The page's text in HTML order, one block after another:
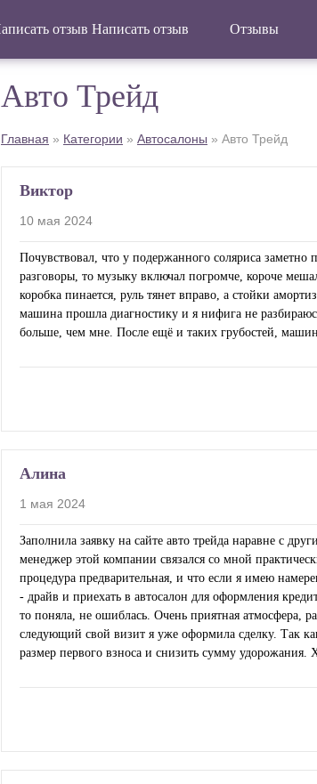
Написать отзыв Отзывы
Авто Трейд
Главная » Категории » Автосалоны » Авто Трейд
Виктор
10 мая 2024
Почувствовал, что у подержанного соляриса заметно
разговоры, то музыку включал погромче, короче
коробка пинается, руль тянет вправо, а стойки
машина прошла диагностику и я нифига не
больше, чем мне. После ещё и таких грубостей,
Алина
1 мая 2024
Заполнила заявку на сайте авто трейда наравне с
менеджер этой компании связался со мной
процедура предварительная, и что если я имею
- драйв и приехать в автосалон для оформления
то поняла, не ошиблась. Очень приятная атмосфера,
следующий свой визит я уже оформила сделку. Так
размер первого взноса и снизить сумму